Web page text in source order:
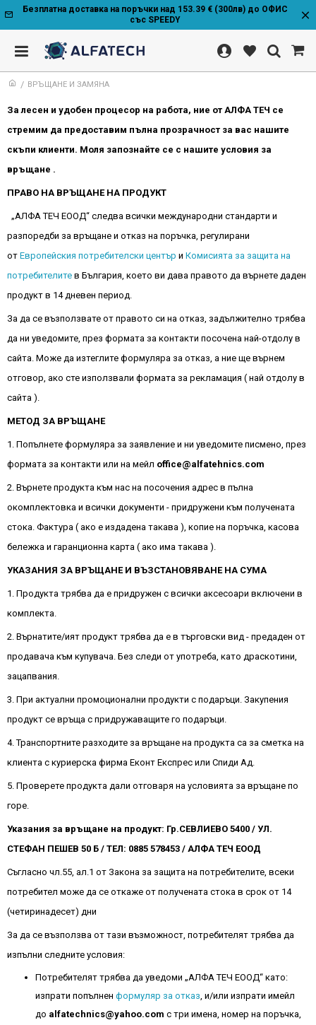
Безплатна доставка на поръчки над 153.39 € (300лв) до ОФИС
със SPEEDY
ВРЪЩАНЕ И ЗАМЯНА
За лесен и удобен процесор на работа, ние от АЛФА ТЕЧ се
стремим да предоставим пълна прозрачност за вас нашите
скъпи клиенти. Моля запознайте се с нашите условия за
връщане .
ПРАВО НА ВРЪЩАНЕ НА ПРОДУКТ
„АЛФА ТЕЧ ЕООД“ следва всички международни стандарти и
разпоредби за връщане и отказ на поръчка, регулирани
от Европейския потребителски център и Комисията за защита на
потребителите в България, което ви дава правото да върнете даден
продукт в 14 дневен период.
За да се възползвате от правото си на отказ, задължително трябва
да ни уведомите, през формата за контакти посочена най-отдолу в
сайта. Може да изтеглите формуляра за отказ, а ние ще върнем
отговор, ако сте използвали формата за рекламация ( най отдолу в
сайта ).
МЕТОД ЗА ВРЪЩАНЕ
1. Попълнете формуляра за заявление и ни уведомите писмено, през
формата за контакти или на мейл office@alfatehnics.com
2. Върнете продукта към нас на посочения адрес в пълна
окомплектовка и всички документи - придружени към получената
стока. Фактура ( ако е издадена такава ), копие на поръчка, касова
бележка и гаранционна карта ( ако има такава ).
УКАЗАНИЯ ЗА ВРЪЩАНЕ И ВЪЗСТАНОВЯВАНЕ НА СУМА
1. Продукта трябва да е придружен с всички аксесоари включени в
комплекта.
2. Върнатите/ият продукт трябва да е в търговски вид - предаден от
продавача към купувача. Без следи от употреба, като драскотини,
зацапвания.
3. При актуални промоционални продукти с подаръци. Закупения
продукт се връща с придружаващите го подаръци.
4. Транспортните разходите за връщане на продукта са за сметка на
клиента с куриерска фирма Еконт Експрес или Спиди Ад.
5. Проверете продукта дали отговаря на условията за връщане по
горе.
Указания за връщане на продукт: Гр.СЕВЛИЕВО 5400 / УЛ.
СТЕФАН ПЕШЕВ 50 Б / ТЕЛ: 0885 578453 / АЛФА ТЕЧ ЕООД
Съгласно чл.55, ал.1 от Закона за защита на потребителите, всеки
потребител може да се откаже от получената стока в срок от 14
(четиринадесет) дни
За да се възползва от тази възможност, потребителят трябва да
изпълни следните условия:
Потребителят трябва да уведоми „АЛФА ТЕЧ ЕООД“ като:
изпрати попълнен формуляр за отказ, и/или изпрати имейл
до alfatechnics@yahoo.com с три имена, номер на поръчка,